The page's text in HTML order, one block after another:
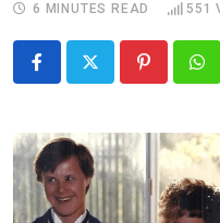
6 MINUTES READ 551
Pinterest